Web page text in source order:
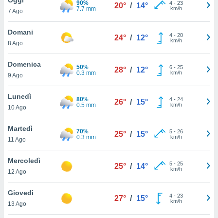
è
al sito
di
ci
di
il
un
la
nella
7 Ago
90%
7.7 mm
20° / 14° 4- 23
km/h
Domani
8 Ago
24° / 12° 4- 20
km/h
Domenica
9 Ago
50%
0.3 mm
28° / 12° 6- 25
km/h
Lunedì
10 Ago
80%
0.5 mm
26° / 15° 4- 24
km/h
Martedì
11 Ago
70%
0.3 mm
25° / 15° 5- 26
km/h
Mercoledì
12 Ago
25° / 14° 5- 25
km/h
Giovedi
13 Ago
27° / 15° 4- 23
km/h